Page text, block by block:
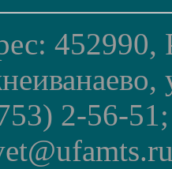
452990,
2-56-